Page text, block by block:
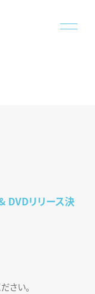
DVDリリース決
さい。